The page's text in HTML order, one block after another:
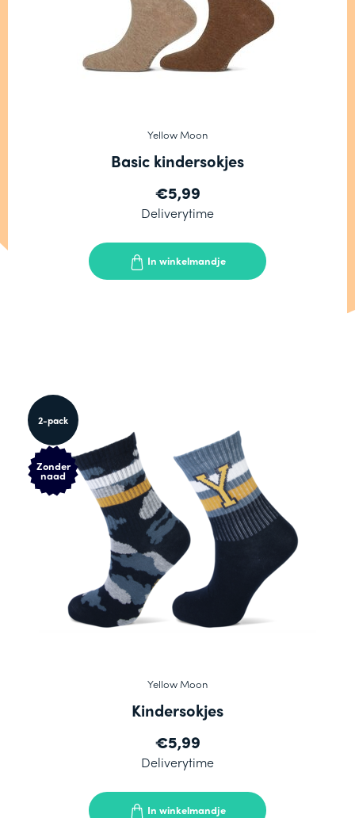
Yellow Moon
Basic kindersokjes
€5,99
Deliverytime
In winkelmandje
2-pack
Zonder
naad
Yellow Moon
Kindersokjes
€5,99
Deliverytime
In winkelmandje